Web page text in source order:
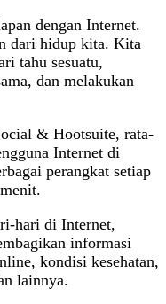
dengan Internet.
dari hidup kita. Kita
tahu sesuatu,
dan melakukan
& Hootsuite, rata-
Internet di
perangkat setiap
hari di Internet,
informasi
kondisi kesehatan,
lainnya.